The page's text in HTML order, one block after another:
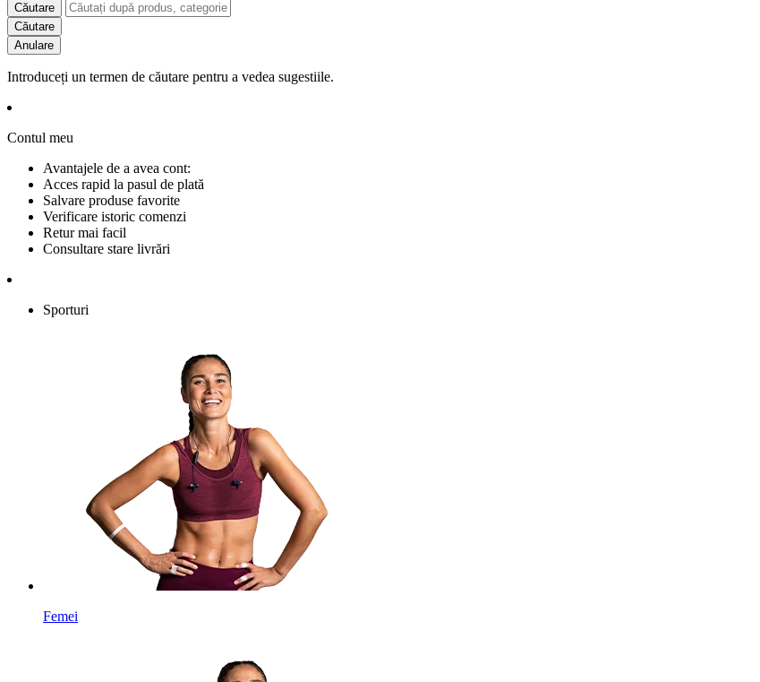
Căutare
Căutare
Anulare
Introduceți un termen de căutare pentru a vedea sugestiile.
Contul meu
Avantajele de a avea cont:
Acces rapid la pasul de plată
Salvare produse favorite
Verificare istoric comenzi
Retur mai facil
Consultare stare livrări
Sporturi
Femei